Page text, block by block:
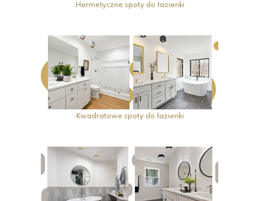
Hermetyczne spoty do łazienki
Kwadratowe spoty do łazienki